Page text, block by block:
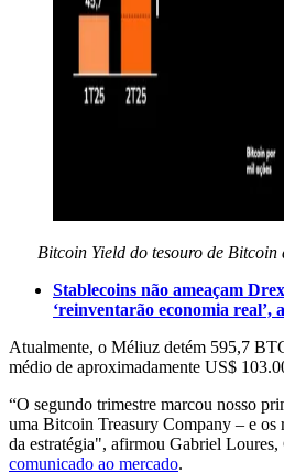
Bitcoin Yield do tesouro de
Stablecoins não ameaçam
‘reinventarão economia
Atualmente, o Méliuz detém 595,7
médio de aproximadamente US$
“O segundo trimestre marcou nosso
uma Bitcoin Treasury Company – e os
da estratégia", afirmou Gabriel
comunicado ao mercado.